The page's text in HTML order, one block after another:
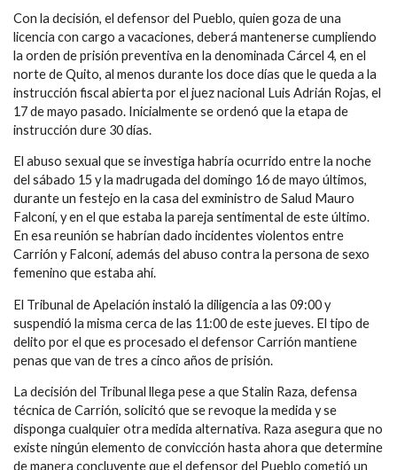
Con la decisión, el defensor del Pueblo, quien goza de una
licencia con cargo a vacaciones, deberá mantenersecumpliendo
la orden de prisión preventiva en la denominada Cárcel 4, en el
norte de Quito, al menos durante los doce días que le queda a la
instrucción fiscal abierta por el juez nacional Luis Adrián Rojas, el
17 de mayo pasado. Inicialmente se ordenó que la etapa de
instrucción dure 30 días.
El abuso sexual que se investiga habría ocurrido entre la noche
del sábado 15 y la madrugada del domingo 16 de mayo últimos,
durante un festejo en la casa del exministro de Salud Mauro
Falconí, y en el que estaba la pareja sentimental de este último.
En esa reunión se habrían dado incidentes violentos entre
Carrión y Falconí, además del abuso contra la persona de sexo
femenino que estaba ahí.
El Tribunal de Apelación instaló la diligencia a las 09:00 y
suspendió la misma cerca de las 11:00 de este jueves. El tipo de
delito porel que es procesado el defensor Carrión mantiene
penas que van de tres a cinco años de prisión.
La decisión del Tribunal llega pese a que Stalin Raza, defensa
técnica de Carrión, solicitó que se revoque la medida y se
disponga cualquier otra medida alternativa. Raza asegura que no
existe ningún elemento deconvicción hasta ahora que determine
de manera concluyente que el defensor del Pueblo cometió un